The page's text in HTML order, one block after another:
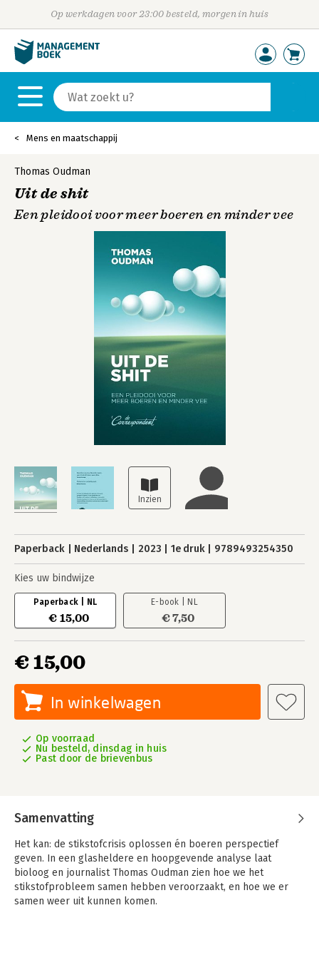
Op werkdagen voor 23:00 besteld, morgen in huis
Mens en maatschappij
Thomas Oudman
Uit de shit
Een pleidooi voor meer boeren en minder vee
Paperback Nederlands 2023 1e druk 9789493254350
Kies uw bindwijze
Paperback | NL
€ 15,00
E-book | NL
€ 7,50
€ 15,00
In winkelwagen
Op voorraad
Nu besteld, dinsdag in huis
Past door de brievenbus
Samenvatting
Het kan: de stikstofcrisis oplossen én boeren perspectief
geven. In een glasheldere en hoopgevende analyse laat
bioloog en journalist Thomas Oudman zien hoe we het
stikstofprobleem samen hebben veroorzaakt, en hoe we er
samen weer uit kunnen komen.